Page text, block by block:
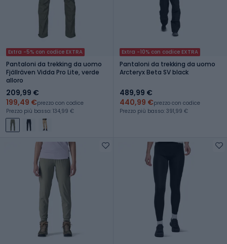
Extra -5% con codice EXTRA
Pantaloni da trekking da uomo
Fjällräven Vidda Pro Lite, verde
alloro
209,99 €
199,49 €prezzo con codice
Prezzo più basso: 134,99 €
Extra -10% con codice EXTRA
Pantaloni da trekking da uomo
Arcteryx Beta SV black
489,99 €
440,99 €prezzo con codice
Prezzo più basso: 391,99 €